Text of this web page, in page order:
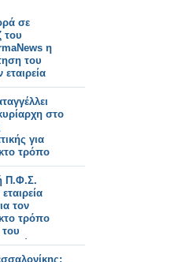
σε
του
η
του
για
τρόπο
της
στο
για
τρόπο
της
Π.Φ.Σ.
τον
τρόπο
του
Ovitrelle